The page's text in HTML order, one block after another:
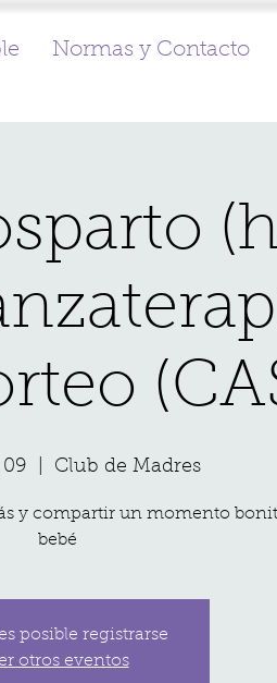
Normas y Contacto
Club de Madres
y compartir un momento
bebé
posible registrarse
otros eventos